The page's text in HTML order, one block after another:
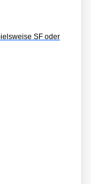
SF oder